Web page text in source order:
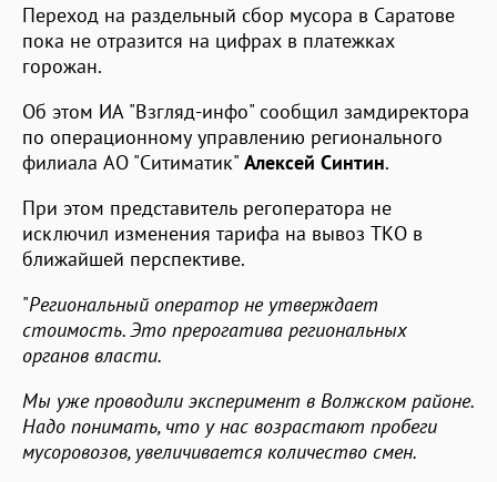
Переход на раздельный сбор мусора в Саратове
пока не отразится на цифрах в платежках
горожан.
Об этом ИА "Взгляд-инфо" сообщил замдиректора
по операционному управлению регионального
филиала АО "Ситиматик" Алексей Синтин.
При этом представитель регоператора не
исключил изменения тарифа на вывоз ТКО в
ближайшей перспективе.
"Региональный оператор не утверждает
стоимость. Это прерогатива региональных
органов власти.
Мы уже проводили эксперимент в Волжском районе.
Надо понимать, что у нас возрастают пробеги
мусоровозов, увеличивается количество смен.